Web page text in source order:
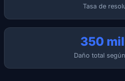
Tasa de
350
Daño total